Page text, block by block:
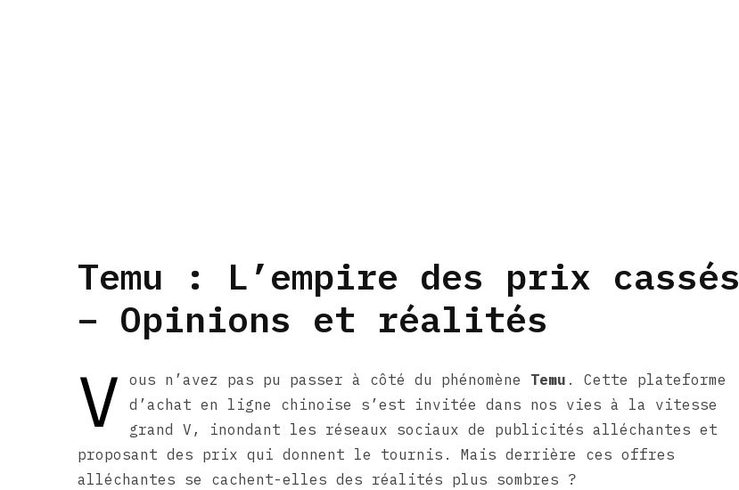
Temu : L’empire des prix cassés
– Opinions et réalités
V ous n’avez pas pu passer à côté du phénomène Temu . Cette plateforme
d’achat en ligne chinoise s’est invitée dans nos vies à la vitesse
grand V, inondant les réseaux sociaux de publicités alléchantes et
proposant des prix qui donnent le tournis. Mais derrière ces offres
alléchantes se cachent-elles des réalités plus sombres ?